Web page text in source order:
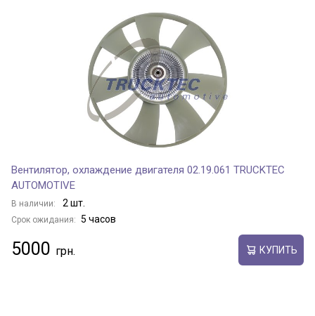
Вентилятор, охлаждение двигателя 02.19.061 TRUCKTEC
AUTOMOTIVE
В наличии: 2 шт.
Срок ожидания: 5 часов
5000 КУПИТЬ